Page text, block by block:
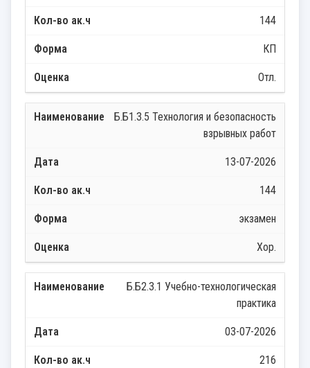
144
КП
Отл.
Б.Б1.3.5 Технология и безопасность
взрывных работ
13-07-2026
144
экзамен
Хор.
Б.Б2.3.1 Учебно-технологическая
практика
03-07-2026
216